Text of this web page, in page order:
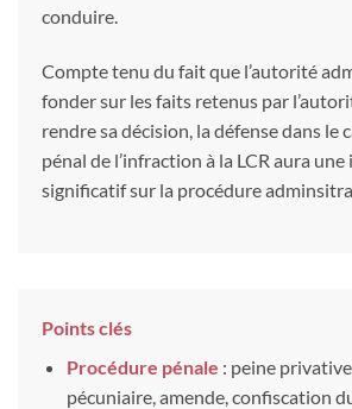
conduire.
Compte tenu du fait que l’autorité
fonder sur les faits retenus par
rendre sa décision, la défense dans le
pénal de l’infraction à la LCR aura
significatif sur la procédure
Points clés
Procédure pénale : peine
pécuniaire, amende, confiscation